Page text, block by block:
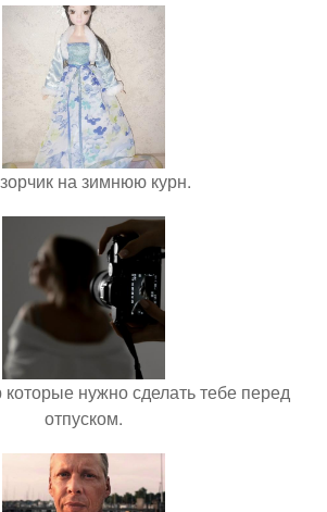
на зимнюю курн.
нужно сделать тебе перед
отпуском.